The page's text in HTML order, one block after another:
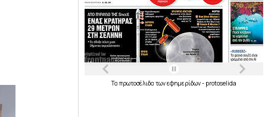
Τα πρωτοσέλιδα τωνεφημερίδων- protoselida